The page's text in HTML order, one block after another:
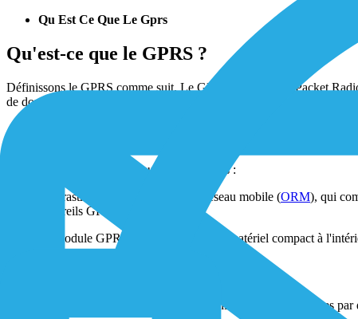
Qu Est Ce Que Le Gprs
Qu'est-ce que le GPRS ?
Définissons le GPRS comme suit. Le GPRS, ou General Packet
de données par paquets plus petits que les circuits dédiés des
Quels sont les principaux éléments
Le GPRS se compose de deux éléments clés :
L'infrastructure de l'opérateur de réseau mobile (ORM), qui
appareils GPRS et l'internet.
Le module GPRS, qui est un élément matériel compact à
Le GPRS implique des spécifications techniques qui sont établies